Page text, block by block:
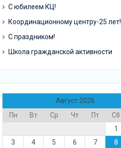
С юбилеем КЦ!
Координационному центру-25 лет!
С праздником!
Школа гражданской активности
Август 2026
Пн
Вт Ср Чт Пт Сб
1
3
4 5 6 7 8